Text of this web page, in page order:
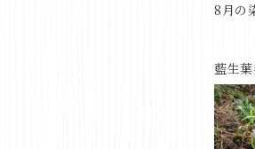
8月の
藍生葉